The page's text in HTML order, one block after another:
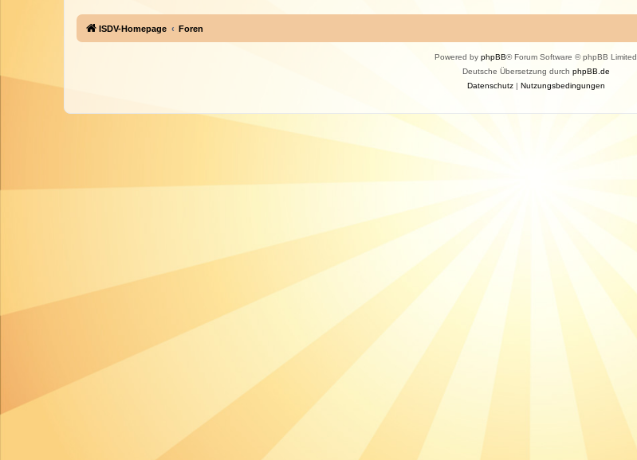
ISDV-Homepage Foren
Powered by phpBB® Forum Software © phpBB Limited
Deutsche Übersetzung durch phpBB.de
Datenschutz| Nutzungsbedingungen